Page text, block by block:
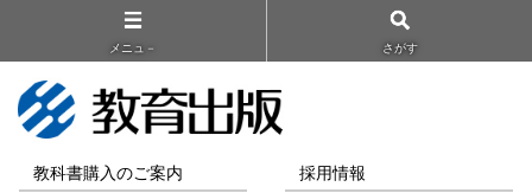
メニュ－ さがす
教科書購入のご案内 採用情報